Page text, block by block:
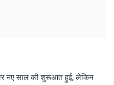
नए साल की शुरूआत हुई, लेकिन